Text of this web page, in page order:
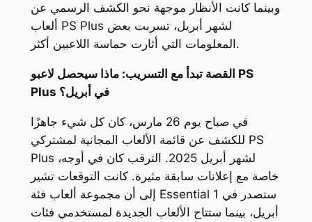
وبينما كانت الأنظار موجهة نحو الكشف الرسمي عن
ألعاب PS Plus لشهر أبريل، تسربت بعض
المعلومات التي أثارت حماسة اللاعبين أكثر.
القصة تبدأ مع التسريب: ماذا سيحصل لاعبو PS
Plus في أبريل؟
في صباح يوم 26 مارس، كان كل شيء جاهزًا
للكشف عن قائمة الألعاب المجانية لمشتركي PS
Plus لشهر أبريل 2025. الترقب كان في أوجه،
خاصة مع إعلانات سابقة مثيرة. كانت التوقعات تشير
Essential
أبريل، بينما ستتاح الألعاب الجديدة لمستخدمي فئات